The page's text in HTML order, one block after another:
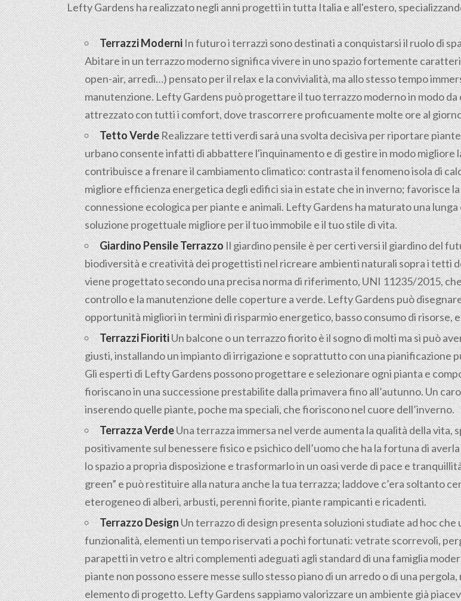
Lefty Gardens ha realizzato negli anni progetti in tutta Italia e all'estero,
Terrazzi ModerniIn futuro i terrazzi sono destinati a conquistarsi il ruolo di
Abitare in un terrazzo moderno significa vivere in uno spazio fortemente
open-air, arredi…) pensato per il relax e la convivialità, ma allo stesso tempo
manutenzione. Lefty Gardens può progettare il tuo terrazzo moderno in modo
attrezzato con tutti i comfort, dove trascorrere proficuamente molte ore al giorno
Tetto VerdeRealizzare tetti verdi sarà una svolta decisiva per riportare
urbano consente infatti di abbattere l'inquinamento e di gestire in modo migliore
contribuisce a frenare il cambiamento climatico: contrasta il fenomeno isola di
migliore efficienza energetica degli edifici sia in estate che in inverno; favorisce
connessione ecologica per piante e animali. Lefty Gardens ha maturato una
soluzione progettuale migliore per il tuo immobile e il tuo stile di vita.
Giardino Pensile TerrazzoIl giardino pensile è per certi versi il giardino del
biodiversità e creatività dei progettisti nel ricreare ambienti naturali sopra i tetti
viene progettato secondo una precisa norma di riferimento, UNI 11235/2015,
controllo e la manutenzione delle coperture a verde. Lefty Gardens può
opportunità migliori in termini di risparmio energetico, basso consumo di risorse,
Terrazzi FioritiUn balcone o un terrazzo fiorito è il sogno di molti ma si può
giusti, installando un impianto di irrigazione e soprattutto con una pianificazione
Gli esperti di Lefty Gardens possono progettare e selezionare ogni pianta e
fioriscano in una successione prestabilite dalla primavera fino all’autunno. Un
inserendo quelle piante, poche ma speciali, che fioriscono nel cuore dell’inverno.
Terrazza VerdeUna terrazza immersa nel verde aumenta la qualità della vita,
positivamente sul benessere fisico e psichico dell’uomo che ha la fortuna di
lo spazio a propria disposizione e trasformarlo in un oasi verde di pace e
green” e può restituire alla natura anche la tua terrazza; laddove c’era soltanto
eterogeneo di alberi, arbusti, perenni fiorite, piante rampicanti e ricadenti.
Terrazzo DesignUn terrazzo di design presenta soluzioni studiate ad hoc che
funzionalità, elementi un tempo riservati a pochi fortunati: vetrate scorrevoli,
parapetti in vetro e altri complementi adeguati agli standard di una famiglia
piante non possono essere messe sullo stesso piano di un arredo o di una
elemento di progetto. Lefty Gardens sappiamo valorizzare un ambiente già